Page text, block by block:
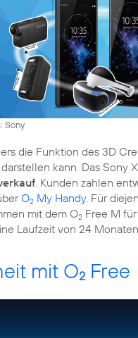
Sony
die Funktion des 3D
kann. Das Sony
. Kunden zahlen
O2 My Handy. Für
mit dem O2 Free M
Laufzeit von 24
mit O2 Free